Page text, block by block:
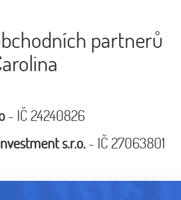
partnerů
- IČ 24240826
s.r.o.- IČ 27063801